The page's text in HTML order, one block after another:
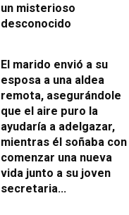
un misterioso
desconocido
El marido envió a su
esposa a una aldea
remota, asegurándole
que el aire puro la
ayudaría a adelgazar,
mientras él soñaba con
comenzar una nueva
vida junto a su joven
secretaria…